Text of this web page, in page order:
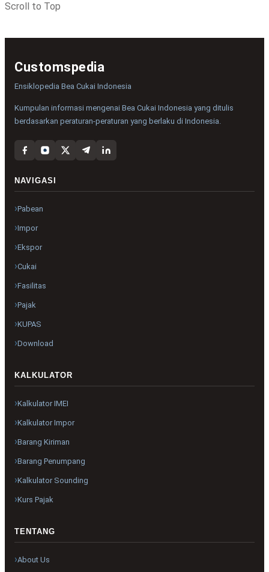
Scroll to Top
Customspedia
Ensiklopedia Bea Cukai Indonesia
Kumpulan informasi mengenai Bea Cukai Indonesia yang ditulis
berdasarkan peraturan-peraturan yang berlaku di Indonesia.
NAVIGASI
Pabean
Impor
Ekspor
Cukai
Fasilitas
Pajak
KUPAS
Download
KALKULATOR
Kalkulator IMEI
Kalkulator Impor
Barang Kiriman
Barang Penumpang
Kalkulator Sounding
Kurs Pajak
TENTANG
About Us